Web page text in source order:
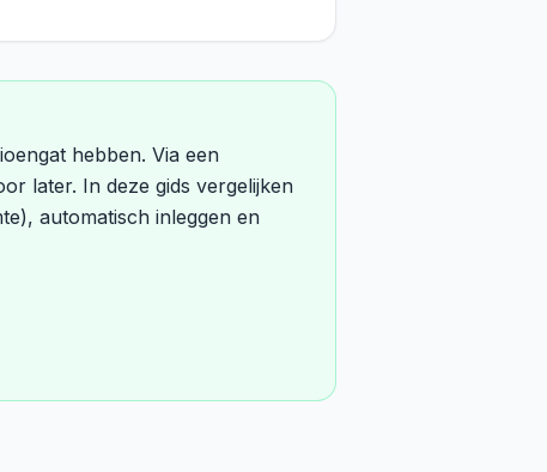
hebben. Via een
later. In deze gids vergelijken
automatisch inleggen en